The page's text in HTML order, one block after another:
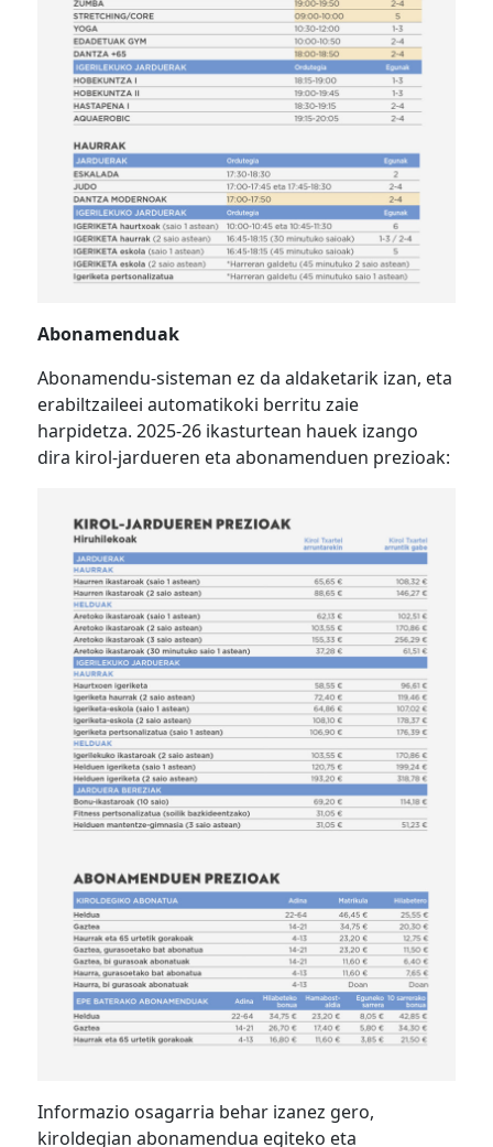
Abonamenduak
Abonamendu-sisteman ez da aldaketarik izan, eta
erabiltzaileei automatikoki berritu zaie
harpidetza. 2025-26 ikasturtean hauek izango
dira kirol-jardueren eta abonamenduen prezioak:
Informazio osagarria behar izanez gero,
kiroldegian abonamendua egiteko eta